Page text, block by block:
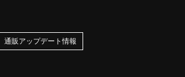
通販アップデート情報